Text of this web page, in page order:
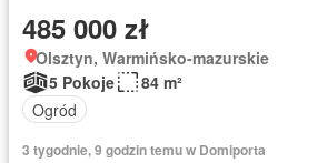
485 000 zł
Olsztyn, Warmińsko-mazurskie
5 Pokoje
84 m²
Ogród
3 tygodnie, 9 godzin temu w Domiporta